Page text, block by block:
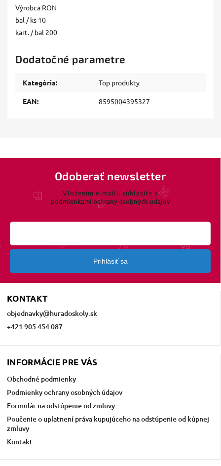
Výrobca RON
bal / ks 10
kart. / bal 200
Dodatočné parametre
Kategória: Top produkty
EAN: 8595004395327
KONTAKT
objednavky@huradoskoly.sk
+421 905 454 087
INFORMÁCIE PRE VÁS
Obchodné podmienky
Podmienky ochrany osobných údajov
Formulár na odstúpenie od zmluvy
Poučenie o uplatnení práva kupujúceho na odstúpenie od kúpnej
zmluvy
Kontakt
Odoberať newsletter
Vložením e-mailu súhlasíte s
podmienkami ochrany osobných údajov
Prihlásiť sa